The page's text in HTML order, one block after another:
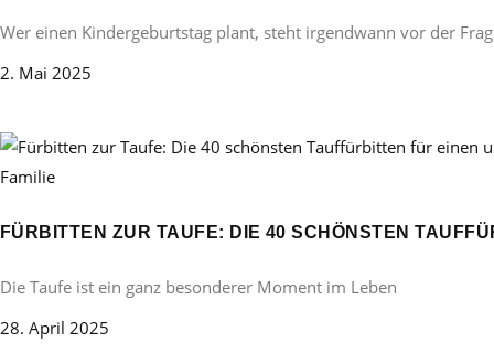
Wer einen Kindergeburtstag plant, steht irgendwann vor der
2. Mai 2025
Familie
FÜRBITTEN ZUR TAUFE: DIE 40 SCHÖNSTEN
Die Taufe ist ein ganz besonderer Moment im Leben
28. April 2025